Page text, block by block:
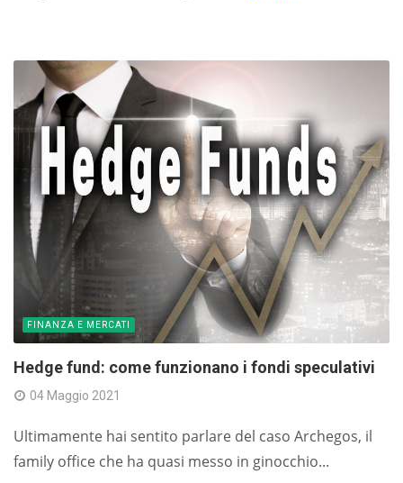
FINANZA E MERCATI
Hedge fund: come funzionano i fondi speculativi
04 Maggio 2021
Ultimamente hai sentito parlare del caso Archegos, il
family office che ha quasi messo in ginocchio...